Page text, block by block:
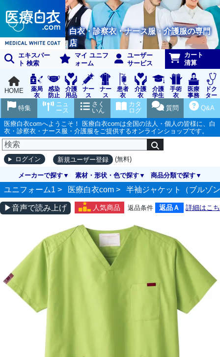
白衣・診察衣・ナース服・介護服の専門
店
エキスパー
ト 検索
マイ ユニフ
ォーム
ユーザー
サービス
カート
清算
HOME
薬局
衣
感染
防止
用品
介護
用品
ナー
ス
グッ
ズ
ナー
ス
ウェ
ア
患者
衣
介護
衣
介護
学生
実習
衣
手術
衣
医療
事務
受付
ドク
ター
ア
Q&A
質問
カタ
ログ
さく
いん
ニュ
ース
特集
医療白衣comへようこそ！ 医療白衣comは全国の法人・個人の皆様に、白
衣・診察衣・ナース服・介護服をご提供するオンラインショップです。
ログイン 新規ユーザー登録 (無料)
メーカーで探す 素材・形状・色で探す 商品分類で探す
ユニフォーム1 > 医療白衣com > 半袖ジャケット（ブルゾ
▶音声で読み上げ 人気商品 返品条件 返品Ａ
詳細はこち